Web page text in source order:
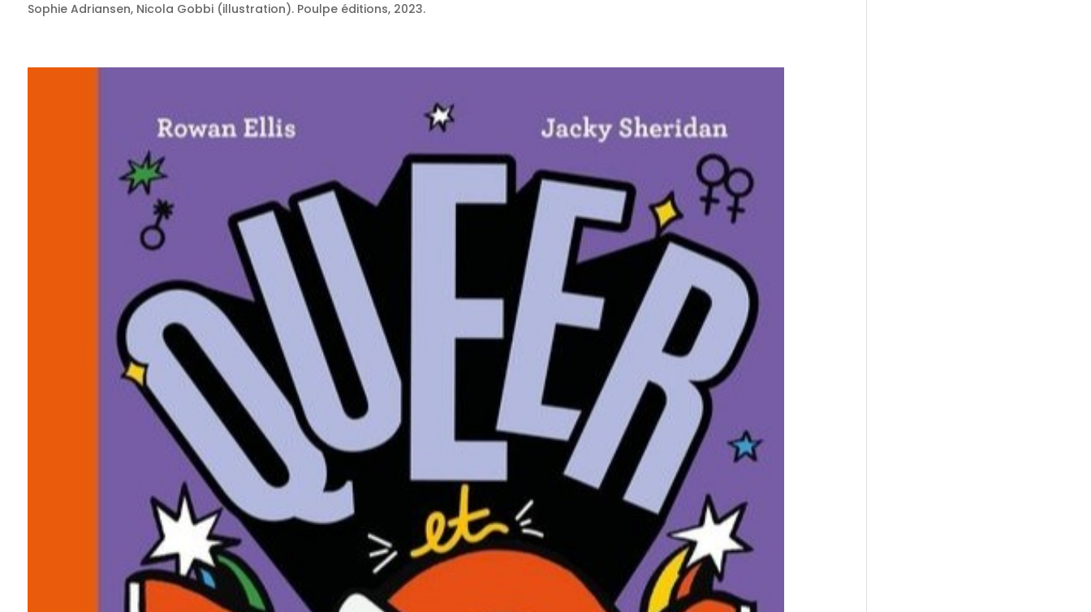
Sophie Adriansen, Nicola Gobbi (illustration). Poulpe éditions, 2023.